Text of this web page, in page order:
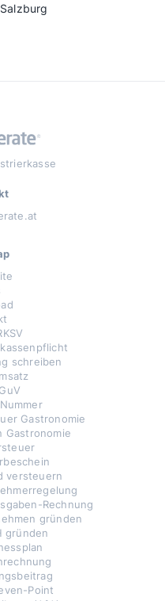
Salzburg
schreiben
Gastronomie
Gastronomie
versteuern
Rechnung
gründen
gründen
Point